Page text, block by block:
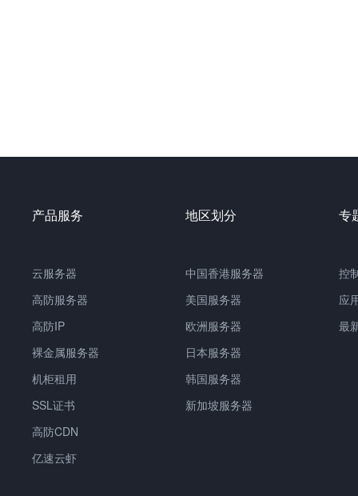
产品服务
云服务器
高防服务器
高防IP
裸金属服务器
机柜租用
SSL证书
高防CDN
亿速云虾
地区划分
中国香港服务器
美国服务器
欧洲服务器
日本服务器
韩国服务器
新加坡服务器
专
控
应
最